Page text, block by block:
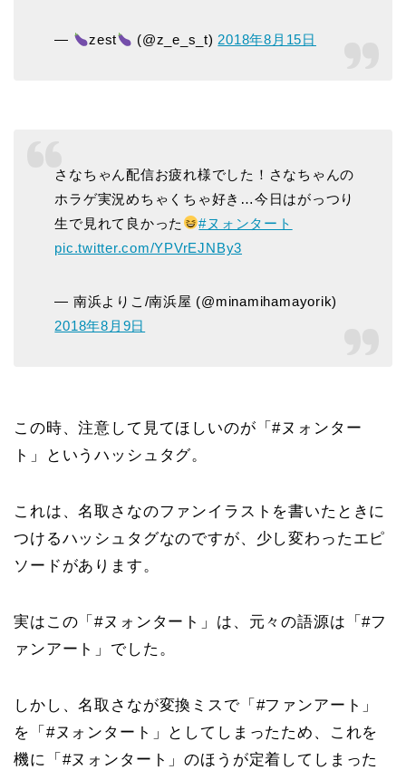
— zest (@z_e_s_t)2018年8月15日
さなちゃん配信お疲れ様でした！さなちゃんの
ホラゲ実況めちゃくちゃ好き…今日はがっつり
生で見れて良かった
#ヌォンタート
pic.twitter.com/YPVrEJNBy3
— 南浜よりこ/南浜屋 (@minamihamayorik)
2018年8月9日
この時、注意して見てほしいのが「#ヌォンター
ト」というハッシュタグ。
これは、名取さなのファンイラストを書いたときに
つけるハッシュタグなのですが、少し変わったエピ
ソードがあります。
実はこの「#ヌォンタート」は、元々の語源は「#フ
ァンアート」でした。
しかし、名取さなが変換ミスで「#ファンアート」
を「#ヌォンタート」としてしまったため、これを
機に「#ヌォンタート」のほうが定着してしまった